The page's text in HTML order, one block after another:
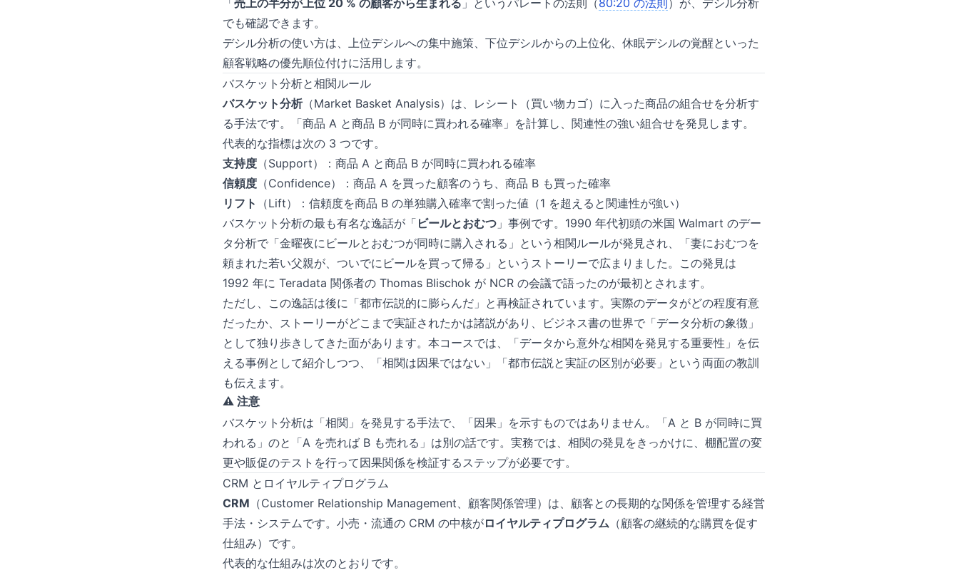
「売上の半分が上位 20 % の顧客から生まれる 」というパレートの法則（80:20 の法則）が、デシル分析
でも確認できます。
デシル分析の使い方は、上位デシルへの集中施策、下位デシルからの上位化、休眠デシルの覚醒といった
顧客戦略の優先順位付けに活用します。
バスケット分析と相関ルール
バスケット分析（Market Basket Analysis）は、レシート（買い物カゴ）に入った商品の組合せを分析す
る手法です。「商品 A と商品 B が同時に買われる確率」を計算し、関連性の強い組合せを発見します。
代表的な指標は次の 3 つです。
支持度 （Support）：商品 A と商品 B が同時に買われる確率
信頼度 （Confidence）：商品 A を買った顧客のうち、商品 B も買った確率
リフト
（Lift）：信頼度を商品 B の単独購入確率で割った値（1 を超えると関連性が強い）
バスケット分析の最も有名な逸話が「 ビールとおむつ 」事例です。1990 年代初頭の米国 Walmart のデー
タ分析で「金曜夜にビールとおむつが同時に購入される」という相関ルールが発見され、「妻におむつを
頼まれた若い父親が、ついでにビールを買って帰る」というストーリーで広まりました。この発見は
1992 年に Teradata 関係者の Thomas Blischok が NCR の会議で語ったのが最初とされます。
ただし、この逸話は後に「都市伝説的に膨らんだ」と再検証されています。実際のデータがどの程度有意
だったか、ストーリーがどこまで実証されたかは諸説があり、ビジネス書の世界で「データ分析の象徴」
として独り歩きしてきた面があります。本コースでは、「データから意外な相関を発見する重要性」を伝
える事例として紹介しつつ、「相関は因果ではない」「都市伝説と実証の区別が必要」という両面の教訓
も伝えます。
⚠️ 注意
バスケット分析は「相関」を発見する手法で、「因果」を示すものではありません。「A と B が同時に買
われる」のと「A を売れば B も売れる」は別の話です。実務では、相関の発見をきっかけに、棚配置の変
更や販促のテストを行って因果関係を検証するステップが必要です。
CRM とロイヤルティプログラム
CRM （Customer Relationship Management、顧客関係管理）は、顧客との長期的な関係を管理する経営
手法・システムです。小売・流通の CRM の中核がロイヤルティプログラム （顧客の継続的な購買を促す
仕組み）です。
代表的な仕組みは次のとおりです。